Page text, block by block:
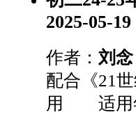
2025-05-19
作者： 刘念
配合《21
用 适用